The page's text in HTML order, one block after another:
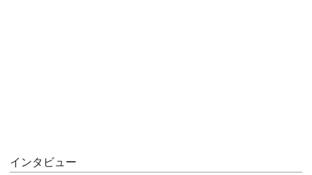
インタビュー